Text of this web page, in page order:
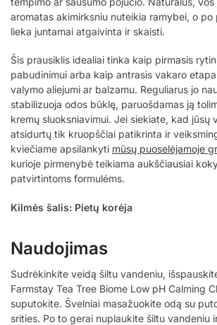
aromatas akimirksniu nuteikia ramybei, o po
lieka juntamai atgaivinta ir skaisti.
Šis prausiklis idealiai tinka kaip pirmasis
pabudinimui arba kaip antrasis vakaro
valymo aliejumi ar balzamu. Reguliarus jo
stabilizuoja odos būklę, paruošdamas ją
kremų sluoksniavimui. Jei siekiate, kad jūsų
atsidurtų tik kruopščiai patikrinta ir
kviečiame apsilankyti mūsų puoselėjamoje
kurioje pirmenybė teikiama aukščiausiai
patvirtintoms formulėms.
Kilmės šalis: Pietų korėja
Naudojimas
Sudrėkinkite veidą šiltu vandeniu,
Farmstay Tea Tree Biome Low pH Calming
suputokite. Švelniai masažuokite odą su
srities. Po to gerai nuplaukite šiltu vandeniu